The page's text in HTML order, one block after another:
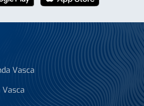
Vasca
Vasca